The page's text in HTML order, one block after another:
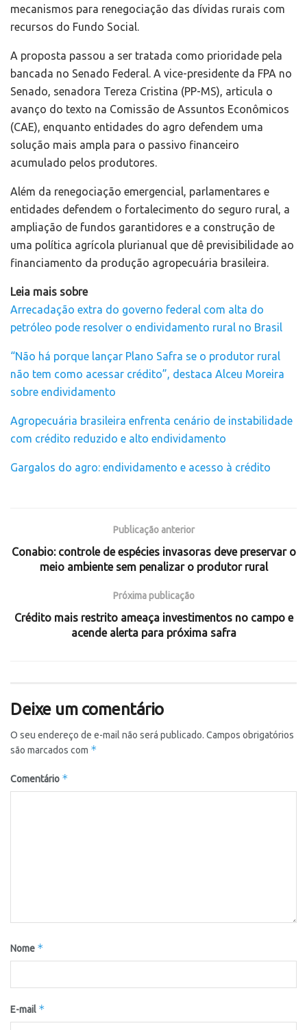
mecanismos para renegociação das dívidas rurais com
recursos do Fundo Social.
A proposta passou a ser tratada como prioridade pela
bancada no Senado Federal. A vice-presidente da FPA no
Senado, senadora Tereza Cristina (PP-MS), articula o
avanço do texto na Comissão de Assuntos Econômicos
(CAE), enquanto entidades do agro defendem uma
solução mais ampla para o passivo financeiro
acumulado pelos produtores.
Além da renegociação emergencial, parlamentares e
entidades defendem o fortalecimento do seguro rural, a
ampliação de fundos garantidores e a construção de
uma política agrícola plurianual que dê previsibilidade ao
financiamento da produção agropecuária brasileira.
Leia mais sobre
Arrecadação extra do governo federal com alta do
petróleo pode resolver o endividamento rural no Brasil
“Não há porque lançar Plano Safra se o produtor rural
não tem como acessar crédito”, destaca Alceu Moreira
sobre endividamento
Agropecuária brasileira enfrenta cenário de instabilidade
com crédito reduzido e alto endividamento
Gargalos do agro: endividamento e acesso à crédito
Publicação anterior
Conabio: controle de espécies invasoras deve preservar o
meio ambiente sem penalizar o produtor rural
Próxima publicação
Crédito mais restrito ameaça investimentos no campo e
acende alerta para próxima safra
Deixe um comentário
O seu endereço de e-mail não será publicado. Campos obrigatórios
são marcados com *
Comentário *
Nome *
E-mail *